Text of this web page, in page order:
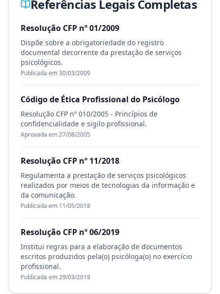
Referências Legais Completas
Resolução CFP nº 01/2009
Dispõe sobre a obrigatoriedade do registro
documental decorrente da prestação de serviços
psicológicos.
Publicada em 30/03/2009
Código de Ética Profissional do Psicólogo
Resolução CFP nº 010/2005 - Princípios de
confidencialidade e sigilo profissional.
Aprovada em 27/08/2005
Resolução CFP nº 11/2018
Regulamenta a prestação de serviços psicológicos
realizados por meios de tecnologias da informação e
da comunicação.
Publicada em 11/05/2018
Resolução CFP nº 06/2019
Institui regras para a elaboração de documentos
escritos produzidos pela(o) psicóloga(o) no exercício
profissional.
Publicada em 29/03/2019